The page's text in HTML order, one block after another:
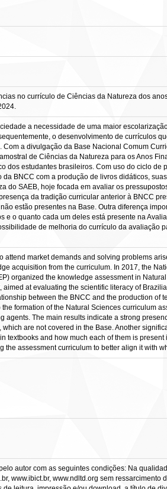
no currículo de Ciências da Natureza dos
a necessidade de uma maior
o desenvolvimento de currículos
a divulgação da Base Nacional Comum
de Ciências da Natureza para os Anos
estudantes brasileiros. Com uso do ciclo de
BNCC com a produção de livros didáticos,
SAEB, hoje focada em avaliar os
da tradição curricular anterior à BNCC
estão presentes na Base. Outra diferença
o quanto cada um deles está presente na
de melhoria do currículo da avaliação
market demands and solving problems
acquisition from the curriculum. In 2017, the
organized the knowledge assessment in
at evaluating the scientific literacy of
between the BNCC and the production of
formation of the Natural Sciences curriculum
The main results indicate a strong
are not covered in the Base. Another
and how much each of them is
assessment curriculum to better align it with
autor com as seguintes condições: Na
www.ibict.br, www.ndltd.org sem ressarcimento